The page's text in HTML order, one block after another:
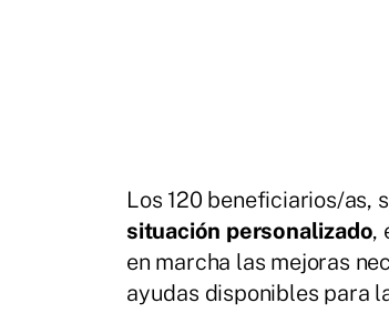
Los 120 beneficiarios/as,
situación personalizado,
en marcha las mejoras
ayudas disponibles para